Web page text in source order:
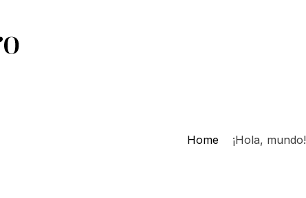
Home ¡Hola, mundo!